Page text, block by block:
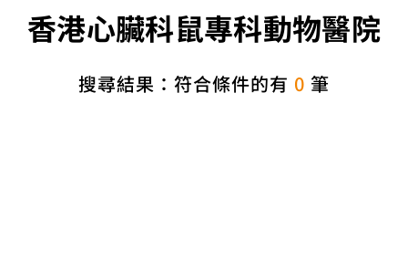
香港心臟科鼠專科動物醫院
搜尋結果：符合條件的有 0 筆